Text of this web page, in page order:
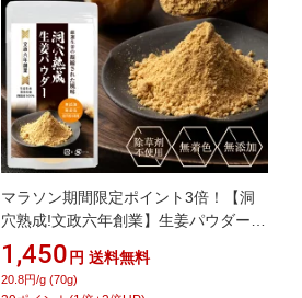
マラソン期間限定ポイント3倍！【洞
穴熟成!文政六年創業】生姜パウダー
しょうがパウダー 創業200年老舗 70g
四国産 無着色 無添加 除草剤不使用 生
姜 蒸し生姜 乾燥生姜 100％ 生姜粉末
1,450 円 送料無料
20.8円/g (70g)